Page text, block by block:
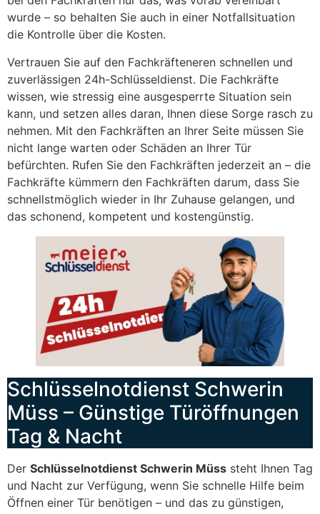
wurde – so behalten Sie auch in einer Notfallsituation
die Kontrolle über die Kosten.
Vertrauen Sie auf den Fachkräfteneren schnellen und
zuverlässigen 24h-Schlüsseldienst. Die Fachkräfte
wissen, wie stressig eine ausgesperrte Situation sein
kann, und setzen alles daran, Ihnen diese Sorge rasch zu
nehmen. Mit den Fachkräften an Ihrer Seite müssen Sie
nicht lange warten oder Schäden an Ihrer Tür
befürchten. Rufen Sie den Fachkräften jederzeit an – die
Fachkräfte kümmern den Fachkräften darum, dass Sie
schnellstmöglich wieder in Ihr Zuhause gelangen, und
das schonend, kompetent und kostengünstig.
Schlüsselnotdienst Schwerin
Müss – Günstige Türöffnungen
Tag & Nacht
Der Schlüsselnotdienst Schwerin Müss steht Ihnen Tag
und Nacht zur Verfügung, wenn Sie schnelle Hilfe beim
Öffnen einer Tür benötigen – und das zu günstigen,